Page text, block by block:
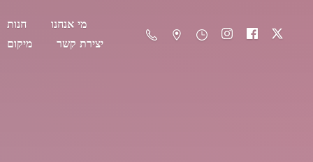
חנות
מי אנחנו
מיקום
יצירת קשר